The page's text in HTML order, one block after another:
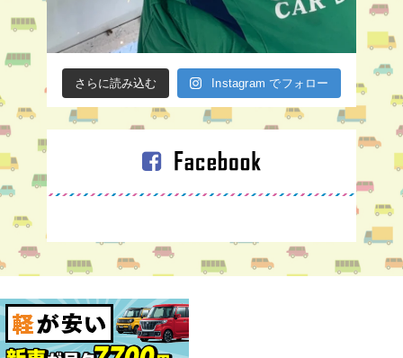
さらに読み込む Instagram でフォロー